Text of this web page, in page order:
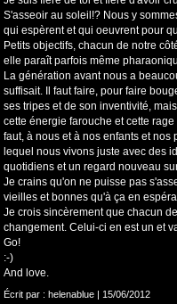
S'asseoir au soleil!? Nous y
qui espèrent et qui oeuvrent pour
Petits objectifs, chacun de notre
elle paraît parfois même
La génération avant nous a
suffisait. Il faut faire, pour faire
ses tripes et de son inventivité,
cette énergie farouche et cette
faut, à nous et à nos enfants et
lequel nous vivons juste avec des
quotidiens et un regard nouveau
Je crains qu'on ne puisse pas
vieilles et bonnes qu'à ça en
Je crois sincèrement que chacun
changement. Celui-ci en est un et
Go!
:-)
And love.
Écrit par : helenablue | 15/06/2012